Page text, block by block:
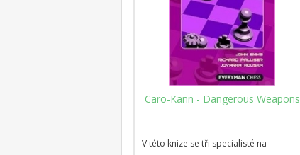
Caro-Kann - Dangerous Weapons
V této knize se tři specialisté na